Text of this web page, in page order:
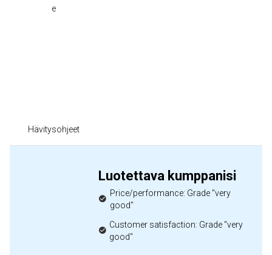
e
Hävitysohjeet
Luotettava kumppanisi
Price/performance: Grade "very
good"
Customer satisfaction: Grade "very
good"